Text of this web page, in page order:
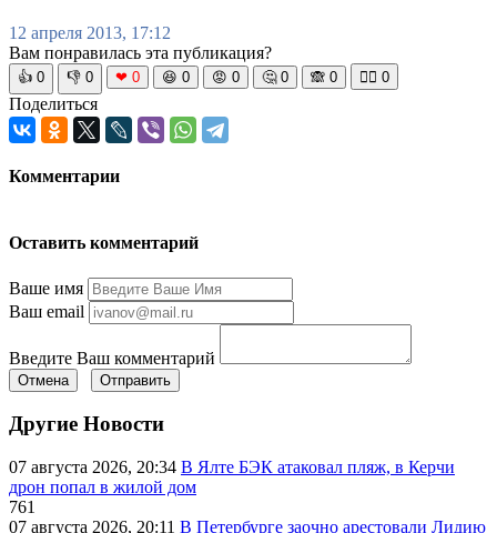
12 апреля 2013, 17:12
Вам понравилась эта публикация?
👍 0 👎 0 ❤ 0 😆 0 😡 0 🤔 0 🙈 0 🧘‍♀️ 0
Поделиться
Комментарии
Оставить комментарий
Ваше имя
Ваш email
Введите Ваш комментарий
Отмена Отправить
Другие Новости
07 августа 2026, 20:34 В Ялте БЭК атаковал пляж, в Керчи
дрон попал в жилой дом
761
07 августа 2026, 20:11 В Петербурге заочно арестовали Лидию